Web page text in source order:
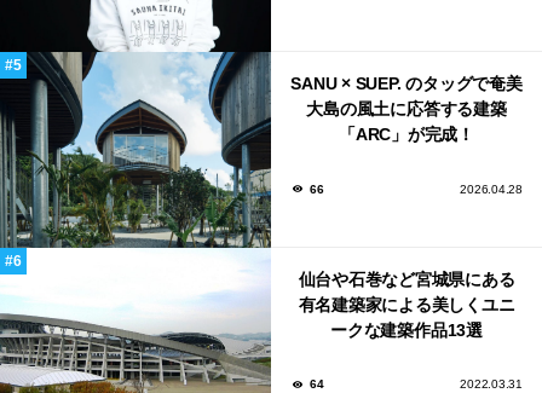
SANU × SUEP. のタッグで奄美
大島の風土に応答する建築
「ARC」が完成！
66 2026.04.28
仙台や石巻など宮城県にある
有名建築家による美しくユニ
ークな建築作品13選
64 2022.03.31